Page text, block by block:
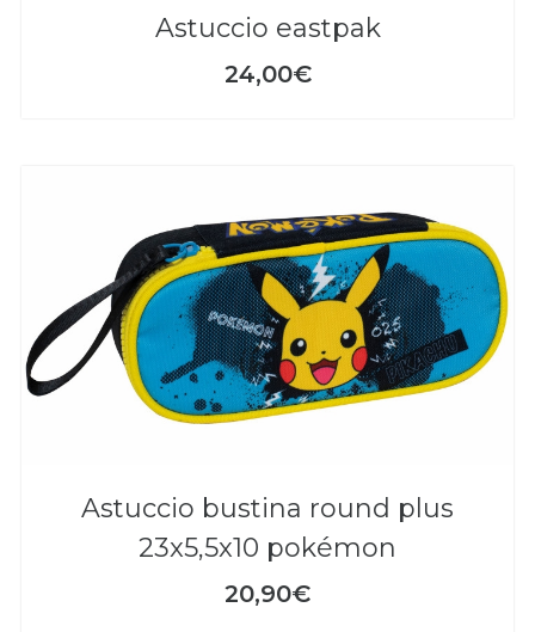
astuccio eastpak
24,00€
astuccio bustina round plus
23x5,5x10 pokémon
20,90€